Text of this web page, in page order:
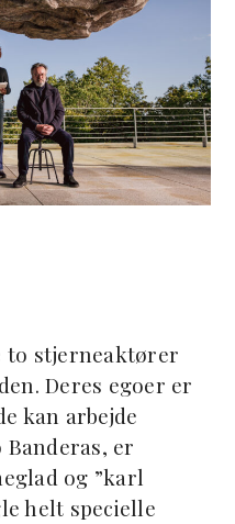
to stjerneaktører
Deres egoer er
kan arbejde
Banderas, er
og ”karl
helt specielle